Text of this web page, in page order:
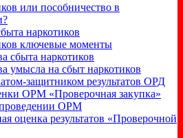
или пособничество в
наркотиков
ключевые моменты
сбыта наркотиков
умысла на сбыт наркотиков
защитником результатов ОРД
ОРМ «Проверочная закупка»
ОРМ
оценка результатов «Проверочной